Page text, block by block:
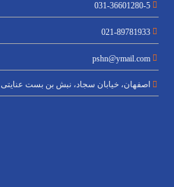
031-36601280-5
021-89781933
pshn@ymail.com
اصفهان، خیابان سجاد، نبش بن بست عنایتی